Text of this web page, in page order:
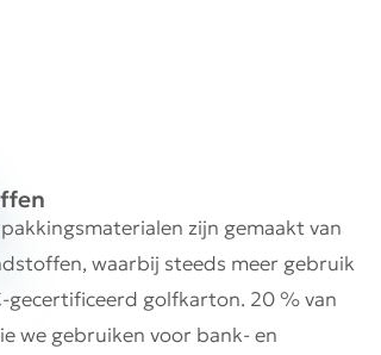
zijn gemaakt van
waarbij steeds meer gebruik
gecertificeerd golfkarton. 20 % van
we gebruiken voor bank- en